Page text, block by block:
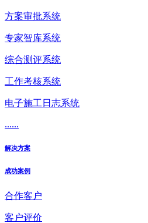
方案审批系统
专家智库系统
综合测评系统
工作考核系统
电子施工日志系统
......
解决方案
成功案例
合作客户
客户评价